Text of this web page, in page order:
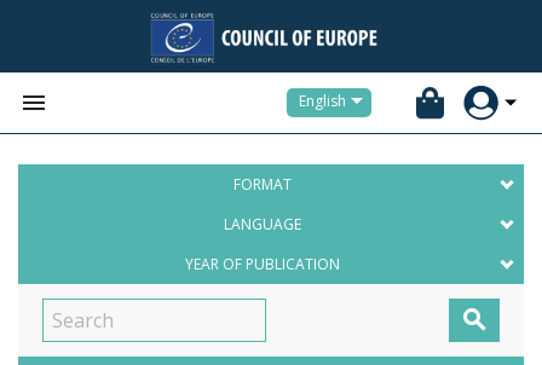
 English
FORMAT
LANGUAGE
YEAR OF PUBLICATION
